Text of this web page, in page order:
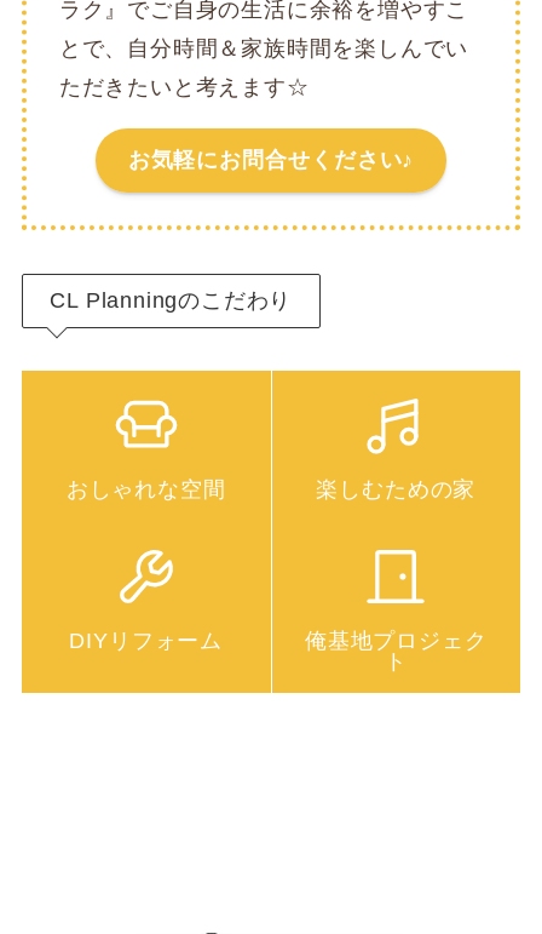
ラク』でご自身の生活に余裕を増やすこ
とで、自分時間＆家族時間を楽しんでい
ただきたいと考えます☆
お気軽にお問合せください♪
CL Planningのこだわり
おしゃれな空間 楽しむための家
DIYリフォーム
俺基地プロジェク
ト